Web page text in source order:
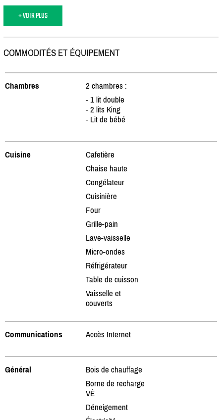
+ VOIR PLUS
COMMODITÉS ET ÉQUIPEMENT
Chambres
2 chambres :
- 1 lit double
- 2 lits King
- Lit de bébé
Cuisine
Cafetière
Chaise haute
Congélateur
Cuisinière
Four
Grille-pain
Lave-vaisselle
Micro-ondes
Réfrigérateur
Table de cuisson
Vaisselle et
couverts
Communications Accès Internet
Général
Bois de chauffage
Borne de recharge
VÉ
Déneigement